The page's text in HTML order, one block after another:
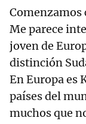
Comenzamos
Me parece
joven de
distinción
En Europa es
países del
muchos que